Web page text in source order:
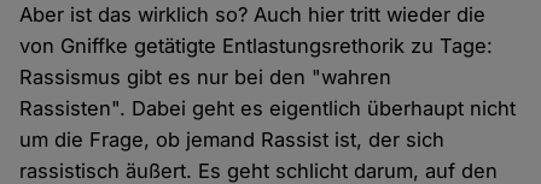
Aber ist das wirklich so? Auch hier tritt wieder die
von Gniffke getätigte Entlastungsrethorik zu Tage:
Rassismus gibt es nur bei den "wahren
Rassisten". Dabei geht es eigentlich überhaupt nicht
um die Frage, ob jemand Rassist ist, der sich
rassistisch äußert. Es geht schlicht darum, auf den